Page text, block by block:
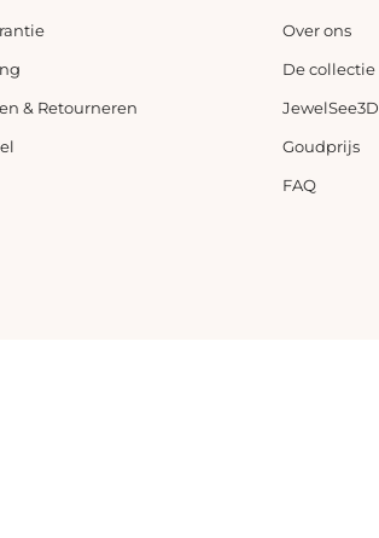
& Retourneren
Over ons
De collectie
JewelSee3D
Goudprijs
FAQ